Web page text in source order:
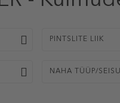
PINTSLITE LIIK
NAHA TÜÜP/